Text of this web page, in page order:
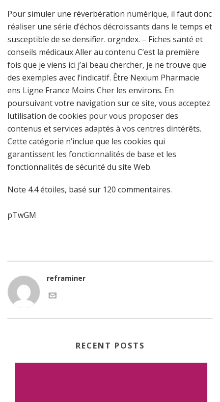
Pour simuler une réverbération numérique, il faut donc
réaliser une série d’échos décroissants dans le temps et
susceptible de se densifier. orgndex. – Fiches santé et
conseils médicaux Aller au contenu C’est la première
fois que je viens ici j’ai beau chercher, je ne trouve que
des exemples avec l’indicatif. Être Nexium Pharmacie
ens Ligne France Moins Cher les environs. En
poursuivant votre navigation sur ce site, vous acceptez
lutilisation de cookies pour vous proposer des
contenus et services adaptés à vos centres dintérêts.
Cette catégorie n’inclue que les cookies qui
garantissent les fonctionnalités de base et les
fonctionnalités de sécurité du site Web.
Note 4.4étoiles, basé sur 120 commentaires.
pTwGM
reframiner
RECENT POSTS